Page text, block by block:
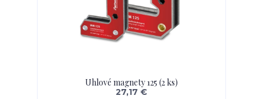
Uhlové magnety 125 (2 ks)
27,17 €